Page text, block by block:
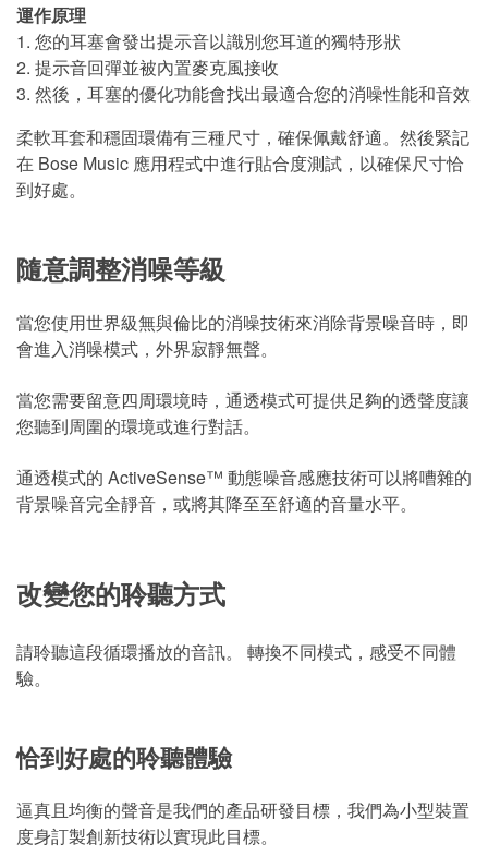
運作原理
1. 您的耳塞會發出提示音以識別您耳道的獨特形狀
2. 提示音回彈並被內置麥克風接收
3. 然後，耳塞的優化功能會找出最適合您的消噪性能和音效
柔軟耳套和穩固環備有三種尺寸，確保佩戴舒適。然後緊記
在 Bose Music 應用程式中進行貼合度測試，以確保尺寸恰
到好處。
隨意調整消噪等級
當您使用世界級無與倫比的消噪技術來消除背景噪音時，即
會進入消噪模式，外界寂靜無聲。
當您需要留意四周環境時，通透模式可提供足夠的透聲度讓
您聽到周圍的環境或進行對話。
通透模式的 ActiveSense™ 動態噪音感應技術可以將嘈雜的
背景噪音完全靜音，或將其降至至舒適的音量水平。
改變您的聆聽方式
請聆聽這段循環播放的音訊。 轉換不同模式，感受不同體
驗。
恰到好處的聆聽體驗
逼真且均衡的聲音是我們的產品研發目標，我們為小型裝置
度身訂製創新技術以實現此目標。